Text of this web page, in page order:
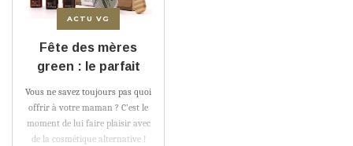
ACTU VG
Fête des mères
green : le parfait
Vous ne savez toujours pas quoi
offrir à votre maman ? C’est le
moment de lui faire plaisir avec
de la cosmétique alternative !